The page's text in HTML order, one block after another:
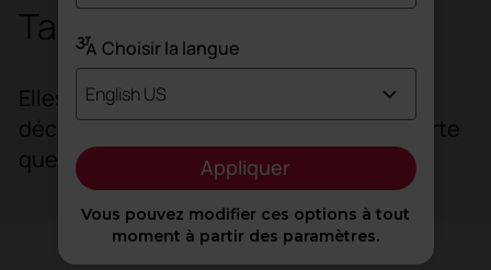
Tables hautes
Elles favorisent une interaction
décontractée et dynamique dans n'importe
quel environnement.
Choisir la langue
English US
Appliquer
Vous pouvez modifier ces options à tout
moment à partir des paramètres.